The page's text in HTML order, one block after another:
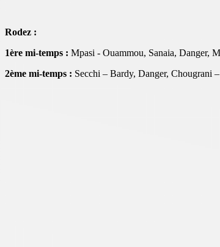
Rodez :
1ère mi-temps : Mpasi - Ouammou, Sanaia, Danger,
2ème mi-temps : Secchi – Bardy, Danger, Chougrani